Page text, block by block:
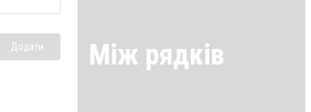
Додати Між рядків